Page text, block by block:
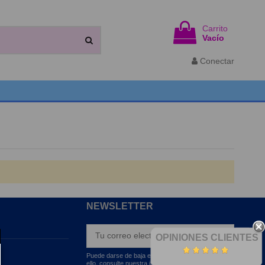
Carrito
Vacío
Conectar
OPINIONES CLIENTES
NEWSLETTER
Puede darse de baja en cualquier momento. Para
ello, consulte nuestra información de contacto en